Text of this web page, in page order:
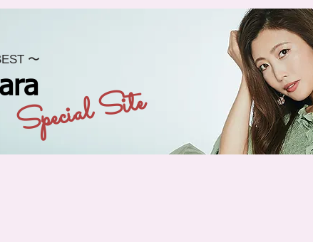
Special Site
〜